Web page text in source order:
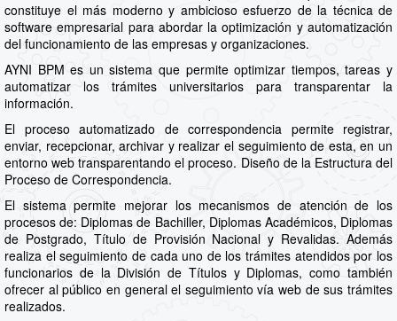
constituye el más moderno y ambicioso esfuerzo de la técnica de
software empresarial para abordar la optimización y automatización
del funcionamiento de las empresas y organizaciones.
AYNI BPM es un sistema que permite optimizar tiempos, tareas y
automatizar los trámites universitarios para transparentar la
información.
El proceso automatizado de correspondencia permite registrar,
enviar, recepcionar, archivar y realizar el seguimiento de esta, en un
entorno web transparentando el proceso. Diseño de la Estructura del
Proceso de Correspondencia.
El sistema permite mejorar los mecanismos de atención de los
procesos de: Diplomas de Bachiller, Diplomas Académicos, Diplomas
de Postgrado, Título de Provisión Nacional y Revalidas. Además
realiza el seguimiento de cada uno de los trámites atendidos por los
funcionarios de la División de Títulos y Diplomas, como también
ofrecer al público en general el seguimiento vía web de sus trámites
realizados.